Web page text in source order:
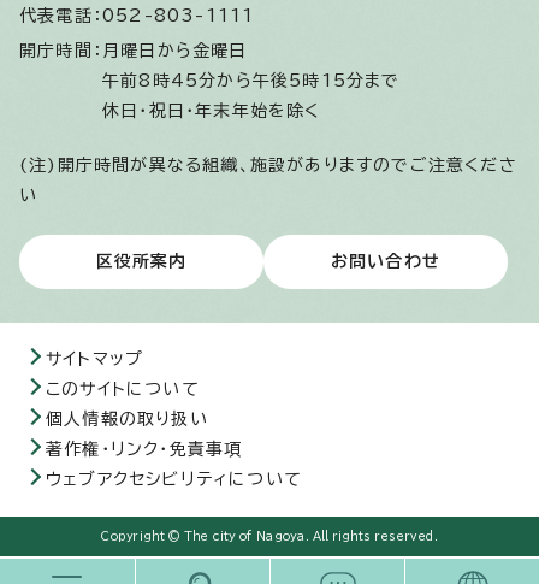
代表電話： 052-803-1111
開庁時間： 月曜日から金曜日
午前8時45分から午後5時15分まで
休日・祝日・年末年始を除く
(注)開庁時間が異なる組織、施設がありますのでご注意くださ
い
区役所案内 お問い合わせ
サイトマップ
このサイトについて
個人情報の取り扱い
著作権・リンク・免責事項
ウェブアクセシビリティについて
Copyright © The city of Nagoya. All rights reserved.